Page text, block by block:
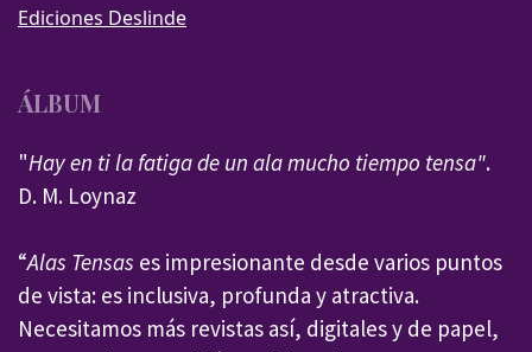
Ediciones Deslinde
ÁLBUM
"Hay en ti la fatiga de un ala mucho tiempo tensa".
D. M. Loynaz
“Alas Tensas es impresionante desde varios puntos
de vista: es inclusiva, profunda y atractiva.
Necesitamos más revistas así, digitales y de papel,